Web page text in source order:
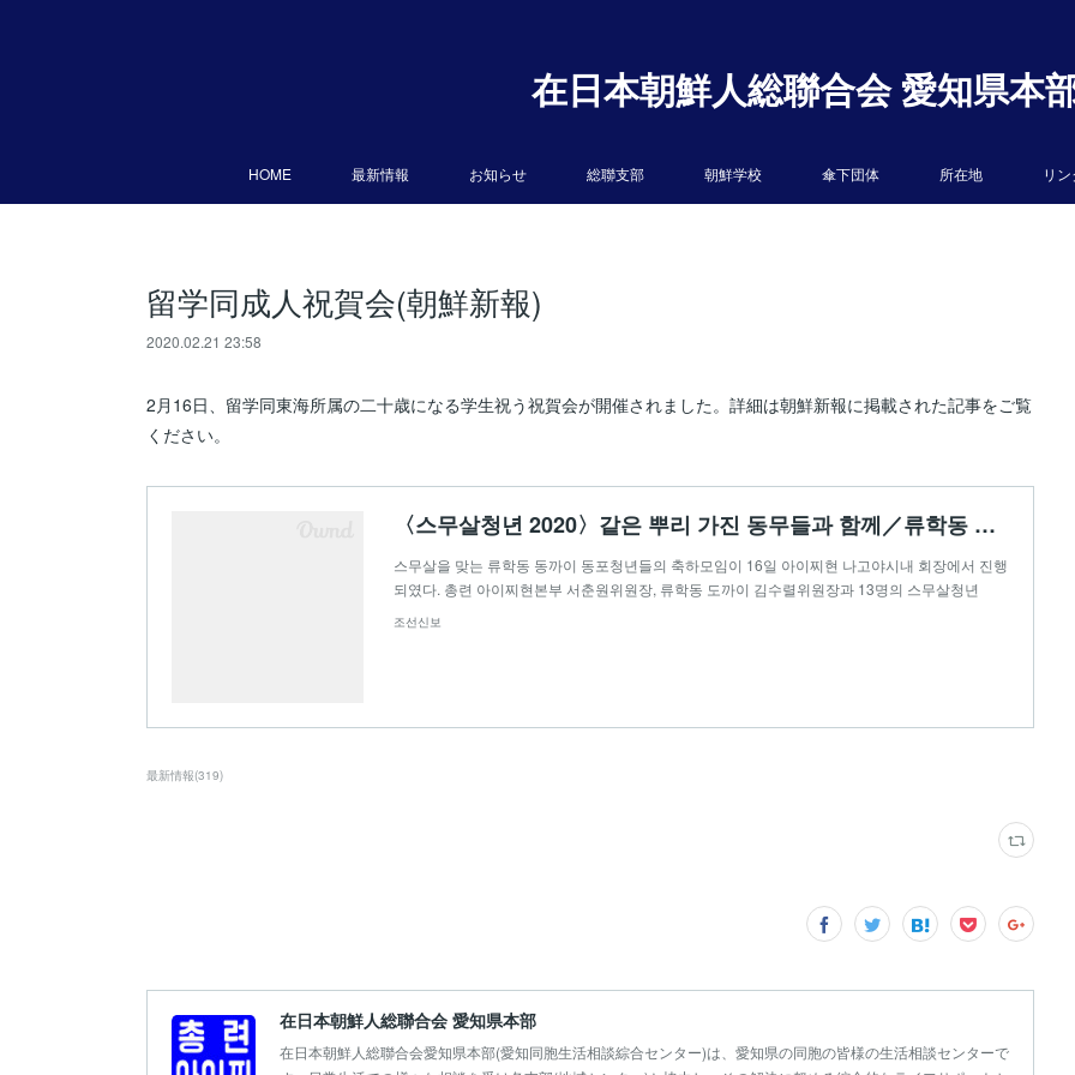
在日本朝鮮人総聯合会 愛知県本
HOME 最新情報 お知らせ 総聯支部 朝鮮学校 傘下団体 所在地 リ
留学同成人祝賀会(朝鮮新報)
2020.02.21 23:58
2月16日、留学同東海所属の二十歳になる学生祝う祝賀会が開催されました。詳細は朝鮮新報に掲載された記事をご覧
ください。
〈스무살청년 2020〉같은 뿌리 가진 동무들과 함께／류학동 도까이
스무살을 맞는 류학동 동까이 동포청년들의 축하모임이 16일 아이찌현 나고야시내 회장에서 진행
되였다. 총련 아이찌현본부 서춘원위원장, 류학동 도까이 김수렬위원장과 13명의 스무살청년
조선신보
最新情報(319)
在日本朝鮮人総聯合会 愛知県本部
在日本朝鮮人総聯合会愛知県本部(愛知同胞生活相談綜合センター)は、愛知県の同胞の皆様の生活相談センターで